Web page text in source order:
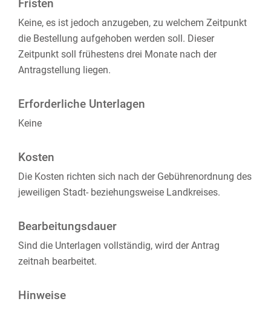
Fristen
Keine, es ist jedoch anzugeben, zu welchem Zeitpunkt
die Bestellung aufgehoben werden soll. Dieser
Zeitpunkt soll frühestens drei Monate nach der
Antragstellung liegen.
Erforderliche Unterlagen
Keine
Kosten
Die Kosten richten sich nach der Gebührenordnung des
jeweiligen Stadt- beziehungsweise Landkreises.
Bearbeitungsdauer
Sind die Unterlagen vollständig, wird der Antrag
zeitnah bearbeitet.
Hinweise